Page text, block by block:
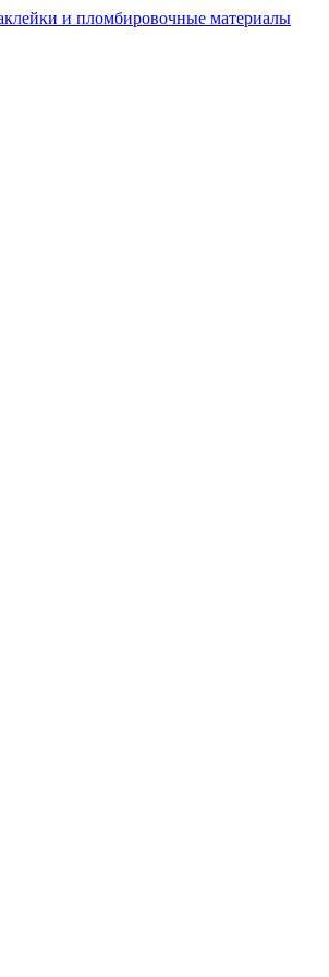
и пломбировочные материалы